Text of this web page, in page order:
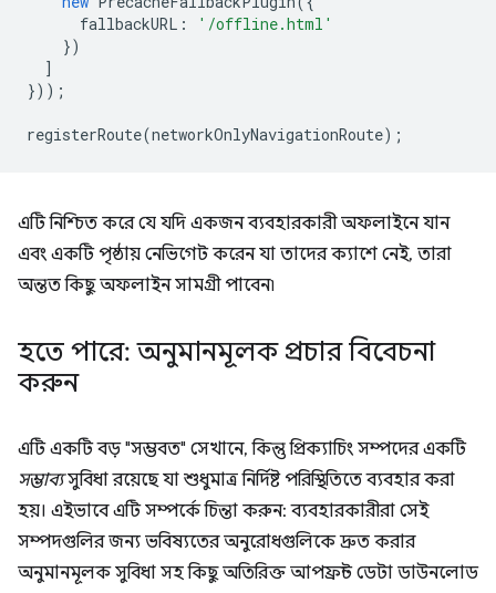
fallbackURL :
'/offline.html'
})
]
}));
registerRoute(networkOnlyNavigationRoute);
এটি নিশ্চিত করে যে যদি একজন ব্যবহারকারী অফলাইনে যান
এবং একটি পৃষ্ঠায় নেভিগেট করেন যা তাদের ক্যাশে নেই, তারা
অন্তত কিছু অফলাইন সামগ্রী পাবেন৷
হতে পারে: অনুমানমূলক প্রচার বিবেচনা
করুন
এটি একটি বড় "সম্ভবত" সেখানে, কিন্তু প্রিক্যাচিং সম্পদের একটি
সম্ভাব্যসুবিধা রয়েছে যা শুধুমাত্র নির্দিষ্ট পরিস্থিতিতে ব্যবহার করা
হয়। এইভাবে এটি সম্পর্কে চিন্তা করুন: ব্যবহারকারীরা সেই
সম্পদগুলির জন্য ভবিষ্যতের অনুরোধগুলিকে দ্রুত করার
অনুমানমূলক সুবিধা সহ কিছু অতিরিক্ত আপফ্রন্ট ডেটা ডাউনলোড